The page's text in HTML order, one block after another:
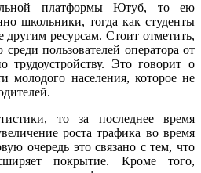
платформы Ютуб, то ею
школьники, тогда как студенты
ресурсам. Стоит отметить,
пользователей оператора от
трудоустройству. Это говорит о
молодого населения, которое не
то за последнее время
роста трафика во время
очередь это связано с тем, что
покрытие. Кроме того,